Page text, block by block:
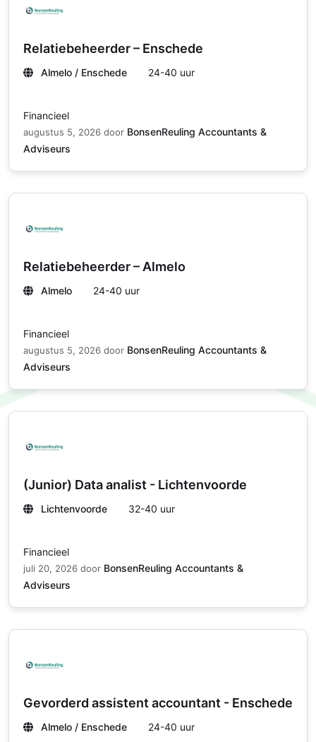
Relatiebeheerder – Enschede
Almelo / Enschede 24-40 uur
Financieel
augustus 5, 2026 door BonsenReuling Accountants &
Adviseurs
Relatiebeheerder – Almelo
Almelo 24-40 uur
Financieel
augustus 5, 2026 door BonsenReuling Accountants &
Adviseurs
(Junior) Data analist - Lichtenvoorde
Lichtenvoorde 32-40 uur
Financieel
juli 20, 2026 door BonsenReuling Accountants &
Adviseurs
Gevorderd assistent accountant - Enschede
Almelo / Enschede 24-40 uur